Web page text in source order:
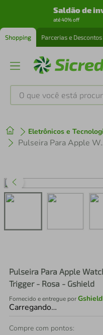
Saldão de
até 40% off
Shopping Parcerias e Descontos
O que você está
Eletrônicos e
Pulseira Para Apple
Pulseira Para Apple
Trigger - Rosa - Gshield
Fornecido e entregue porGshield
Carregando…
Compre com pontos:
1º tenis
perfume